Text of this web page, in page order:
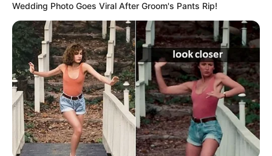
Wedding Photo Goes Viral After Groom's Pants Rip!